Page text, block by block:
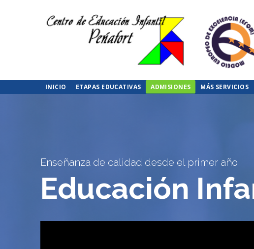
INICIO ETAPAS EDUCATIVAS ADMISIONES MÁS SERVICIOS
Enseñanza de calidad desde el primer año
Educación